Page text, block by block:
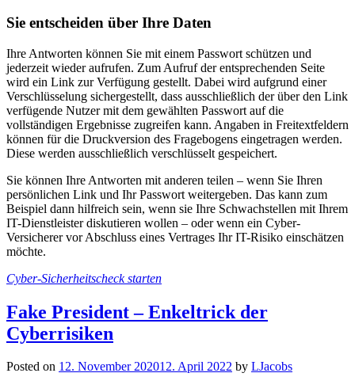
Sie entscheiden über Ihre Daten
Ihre Antworten können Sie mit einem Passwort schützen und
jederzeit wieder aufrufen. Zum Aufruf der entsprechenden Seite
wird ein Link zur Verfügung gestellt. Dabei wird aufgrund einer
Verschlüsselung sichergestellt, dass ausschließlich der über den Link
verfügende Nutzer mit dem gewählten Passwort auf die
vollständigen Ergebnisse zugreifen kann. Angaben in Freitextfeldern
können für die Druckversion des Fragebogens eingetragen werden.
Diese werden ausschließlich verschlüsselt gespeichert.
Sie können Ihre Antworten mit anderen teilen – wenn Sie Ihren
persönlichen Link und Ihr Passwort weitergeben. Das kann zum
Beispiel dann hilfreich sein, wenn sie Ihre Schwachstellen mit Ihrem
IT-Dienstleister diskutieren wollen – oder wenn ein Cyber-
Versicherer vor Abschluss eines Vertrages Ihr IT-Risiko einschätzen
möchte.
Cyber-Sicherheitscheck starten
Fake President – Enkeltrick der
Cyberrisiken
Posted on 12. November 202012. April 2022 by LJacobs